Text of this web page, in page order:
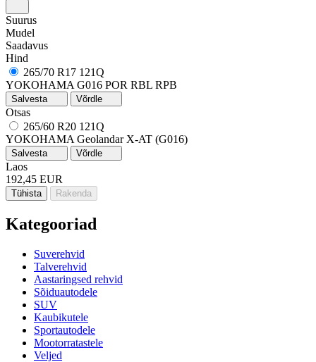
Suurus
Mudel
Saadavus
Hind
265/70 R17 121Q
YOKOHAMA G016 POR RBL RPB
Salvesta Võrdle
Otsas
265/60 R20 121Q
YOKOHAMA Geolandar X-AT (G016)
Salvesta Võrdle
Laos
192,45 EUR
Tühista Rakenda
Kategooriad
Suverehvid
Talverehvid
Aastaringsed rehvid
Sõiduautodele
SUV
Kaubikutele
Sportautodele
Mootorratastele
Veljed